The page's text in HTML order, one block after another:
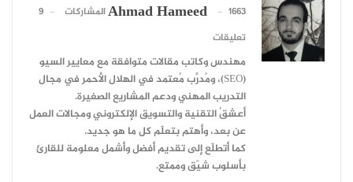
Ahmad Hameed 1663 المشاركات
9
تعليقات
مهندس وكاتب مقالات متوافقة مع معايير السيو
(SEO)، ومُدرِّب مُعتمد في الهلال الأحمر في مجال
التدريب المهني ودعم المشاريع الصغيرة.
أعشقُ التقنية والتسويق الإلكتروني ومجالات العمل
عن بعد، وأهتم بتعلّم كل ما هو جديد.
كما أتطلّع إلى تقديم أفضل وأشمل معلومة للقارئ
بأسلوب شيّق وممتع.